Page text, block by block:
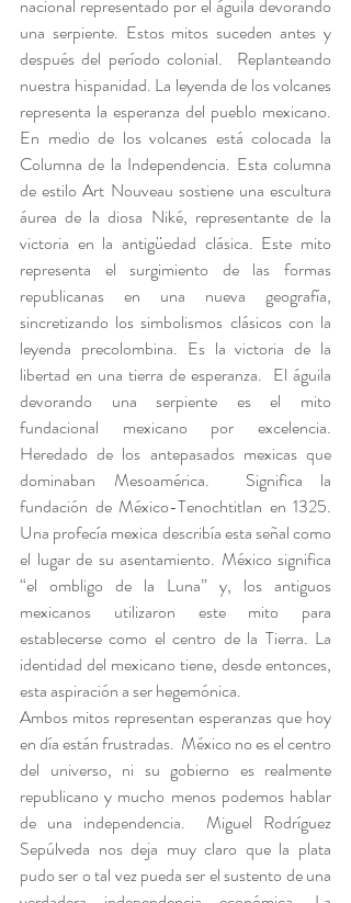
nacional representado por el águila devorando
una serpiente. Estos mitos suceden antes y
después del período colonial.  Replanteando
nuestra hispanidad. La leyenda de los volcanes
representa la esperanza del pueblo mexicano.
En medio de los volcanes está colocada la
Columna de la Independencia. Esta columna
de estilo Art Nouveau sostiene una escultura
áurea de la diosa Niké, representante de la
victoria en la antigüedad clásica. Este mito
representa el surgimiento de las formas
republicanas en una nueva geografía,
sincretizando los simbolismos clásicos con la
leyenda precolombina. Es la victoria de la
libertad en una tierra de esperanza.  El águila
devorando una serpiente es el mito
fundacional mexicano por excelencia.
Heredado de los antepasados mexicas que
dominaban Mesoamérica.  Significa la
fundación de México-Tenochtitlan en 1325.
Una profecía mexica describía esta señal como
el lugar de su asentamiento. México significa
“el ombligo de la Luna” y, los antiguos
mexicanos utilizaron este mito para
establecerse como el centro de la Tierra. La
identidad del mexicano tiene, desde entonces,
esta aspiración a ser hegemónica.
Ambos mitos representan esperanzas que hoy
en día están frustradas.  México no es el centro
del universo, ni su gobierno es realmente
republicano y mucho menos podemos hablar
de una independencia.  Miguel Rodríguez
Sepúlveda nos deja muy claro que la plata
pudo ser o tal vez pueda ser el sustento de una